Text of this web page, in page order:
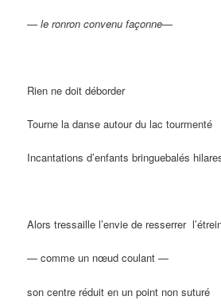
— le ronron convenu façonne—
Rien ne doit déborder
Tourne la danse autour du lac tourmenté
Incantations d’enfants bringuebalés
Alors tressaille l’envie de resserrer
— comme un nœud coulant —
son centre réduit en un point non suturé